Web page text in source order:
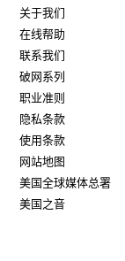
关于我们
在线帮助
联系我们
破网系列
职业准则
隐私条款
使用条款
网站地图
美国全球媒体总署
美国之音